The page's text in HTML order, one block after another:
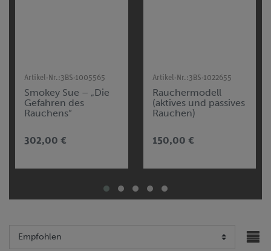
Artikel-Nr.:3BS-1005565
Smokey Sue – „Die
Gefahren des
Rauchens“
302,00 €
Artikel-Nr.:3BS-1022655
Rauchermodell
(aktives und passives
Rauchen)
150,00 €